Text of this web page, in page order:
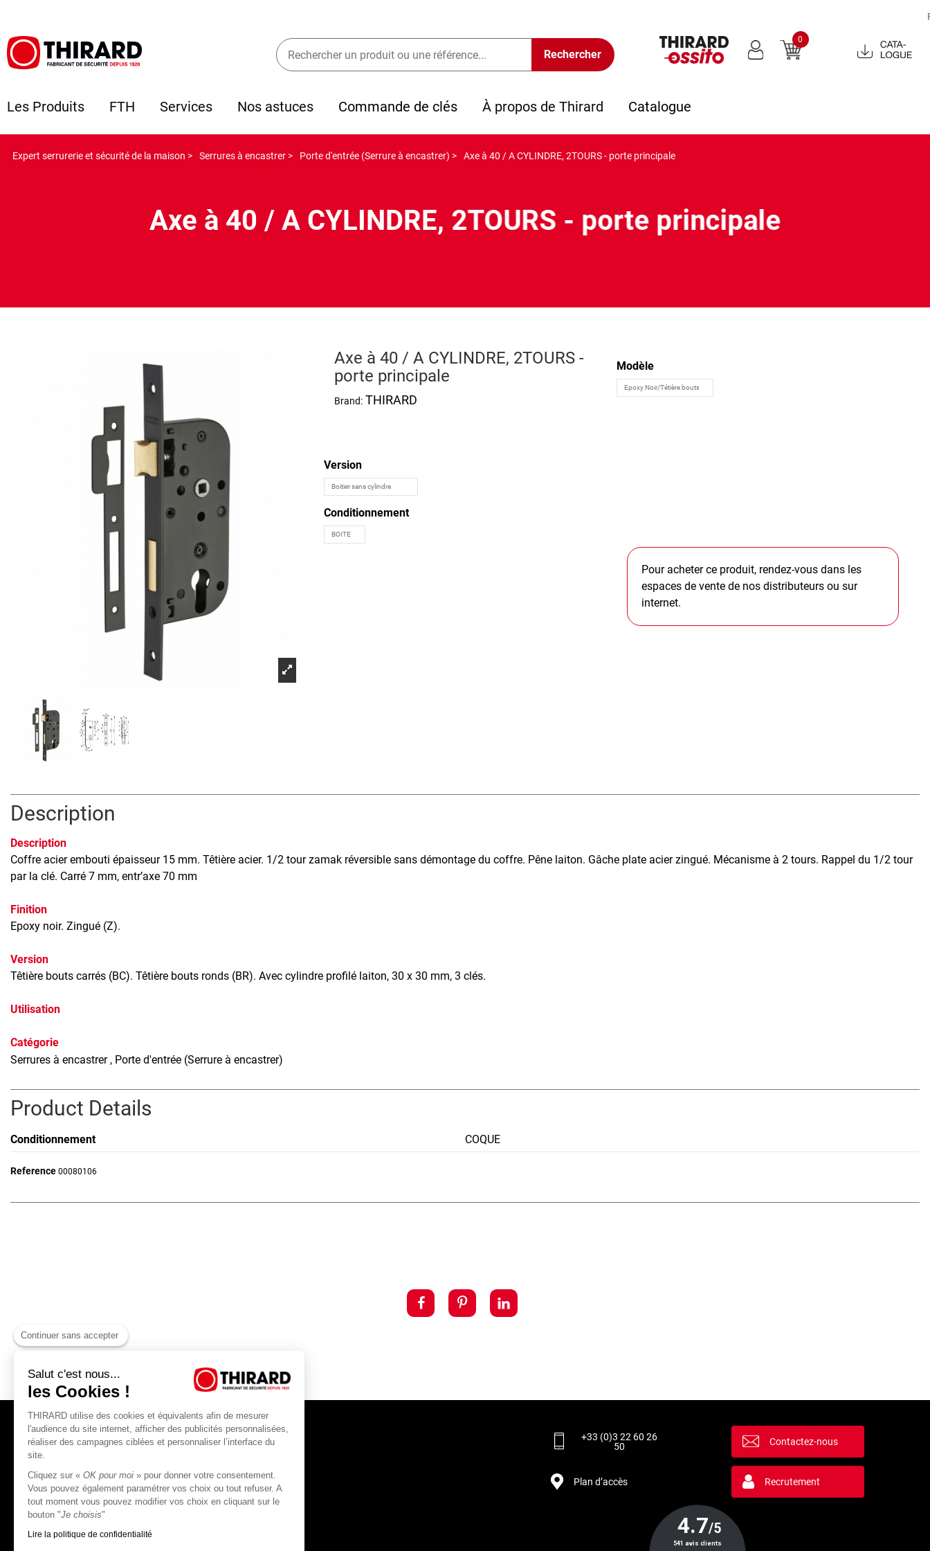
0
Catalogue
2022
Les Produits FTH Services Nos astuces Commande de clés À propos de Thirard Catalogue
Expert serrurerie et sécurité de la maison > Serrures à encastrer > Porte d'entrée (Serrure à encastrer) > Axe à 40 / A CYLINDRE, 2TOURS - porte principale
Axe à 40 / A CYLINDRE, 2TOURS - porte principale
Axe à 40 / A CYLINDRE, 2TOURS -
porte principale
Brand: THIRARD
Modèle
Version
Conditionnement
Pour acheter ce produit, rendez-vous dans les
espaces de vente de nos distributeurs ou sur
internet.
Description
Description
Coffre acier embouti épaisseur 15 mm. Têtière acier. 1/2 tour zamak réversible sans démontage du coffre. Pêne laiton. Gâche plate acier zingué. Mécanisme à 2 tours. Rappel du 1/2 tour
par la clé. Carré 7 mm, entr’axe 70 mm
Finition
Epoxy noir. Zingué (Z).
Version
Têtière bouts carrés (BC). Têtière bouts ronds (BR). Avec cylindre profilé laiton, 30 x 30 mm, 3 clés.
Utilisation
Catégorie
Serrures à encastrer , Porte d'entrée (Serrure à encastrer)
Product Details
Conditionnement COQUE
Reference 00080106
THIRARD S.A.S
45, rue Jean Jaurès
80390 Fressenneville
CS 60004 France
+33 (0)3 22 60 26
50
Contactez-nous
Plan d’accès Recrutement
Continuer sans accepter
Salut c'est nous...
les Cookies !
THIRARD utilise des cookies et équivalents afin de mesurer
l'audience du site internet, afficher des publicités personnalisées,
réaliser des campagnes ciblées et personnaliser l’interface du
site.
Cliquez sur « OK pour moi » pour donner votre consentement.
Vous pouvez également paramétrer vos choix ou tout refuser. A
tout moment vous pouvez modifier vos choix en cliquant sur le
bouton "Je choisis"
Lire la politique de confidentialité